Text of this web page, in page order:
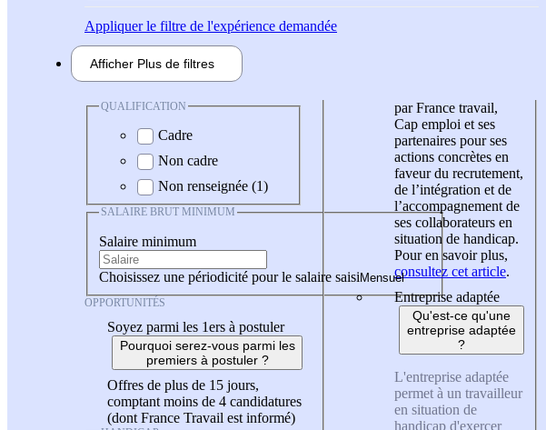
Appliquerle filtre de l'expérience demandée
Afficher Plus de filtres
QUALIFICATION
Cadre
Non cadre
Non renseignée (1)
SALAIRE BRUT MINIMUM
Salaire minimum
Choisissez une périodicité pour le salaire saisi
OPPORTUNITÉS
Soyez parmi les 1ers à postuler
Pourquoi serez-vous parmi les
premiers à postuler ?
Offres de plus de 15 jours,
comptant moins de 4 candidatures
(dont France Travail est informé)
par France travail,
Cap emploi et ses
partenaires pour ses
actions concrètes en
faveur du recrutement,
de l’intégration et de
l’accompagnement de
ses collaborateurs en
situation de handicap.
Pour en savoir plus,
consultez cet article.
Entreprise adaptée
Qu'est-ce qu'une
entreprise adaptée
?
L'entreprise adaptée
permet à un travailleur
en situation de
handicap d'exercer